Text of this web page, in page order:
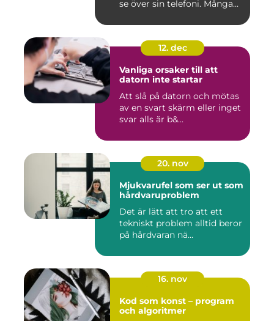
se över sin telefoni. Många...
12. dec
Vanliga orsaker till att
datorn inte startar
Att slå på datorn och mötas
av en svart skärm eller inget
svar alls är b&...
20. nov
Mjukvarufel som ser ut som
hårdvaruproblem
Det är lätt att tro att ett
tekniskt problem alltid beror
på hårdvaran nä...
16. nov
Kod som konst – program
och algoritmer